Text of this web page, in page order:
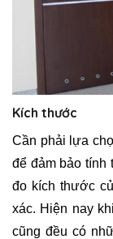
Kích thước
Cần phải lựa
để đảm bảo tính
đo kích thước
xác. Hiện nay
cũng đều có